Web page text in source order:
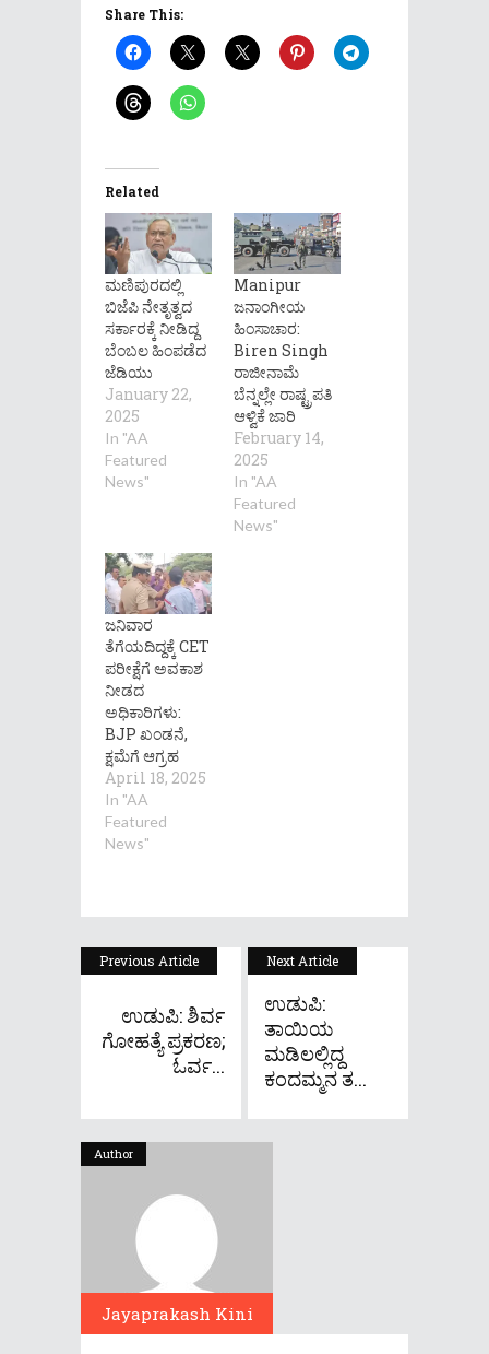
Share This:
Related
ಮಣಿಪುರದಲ್ಲಿ
ಬಿಜೆಪಿ ನೇತೃತ್ವದ
ಸರ್ಕಾರಕ್ಕೆ ನೀಡಿದ್ದ
ಬೆಂಬಲ ಹಿಂಪಡೆದ
ಜೆಡಿಯು
January 22,
2025
In "AA
Featured
News"
Manipur
ಜನಾಂಗೀಯ
ಹಿಂಸಾಚಾರ:
Biren Singh
ರಾಜೀನಾಮೆ
ಬೆನ್ನಲ್ಲೇ ರಾಷ್ಟ್ರಪತಿ
ಆಳ್ವಿಕೆ ಜಾರಿ
February 14,
2025
In "AA
Featured
News"
ಜನಿವಾರ
ತೆಗೆಯದಿದ್ದಕ್ಕೆ CET
ಪರೀಕ್ಷೆಗೆ ಅವಕಾಶ
ನೀಡದ
ಅಧಿಕಾರಿಗಳು:
BJP ಖಂಡನೆ,
ಕ್ಷಮೆಗೆ ಆಗ್ರಹ
April 18, 2025
In "AA
Featured
News"
Previous Article
ಉಡುಪಿ: ಶಿರ್ವ
ಗೋಹತ್ಯೆ ಪ್ರಕರಣ;
ಓರ್ವ...
Next Article
ಉಡುಪಿ:
ತಾಯಿಯ
ಮಡಿಲಲ್ಲಿದ್ದ
ಕಂದಮ್ಮನ ತ...
Author
Jayaprakash Kini